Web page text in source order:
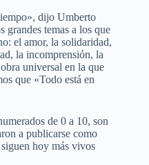
dijo Umberto
grandes temas a los que
el amor, la solidaridad,
la incomprensión, la
universal en la que
que «Todo está en
de 0 a 10, son
a publicarse como
hoy más vivos